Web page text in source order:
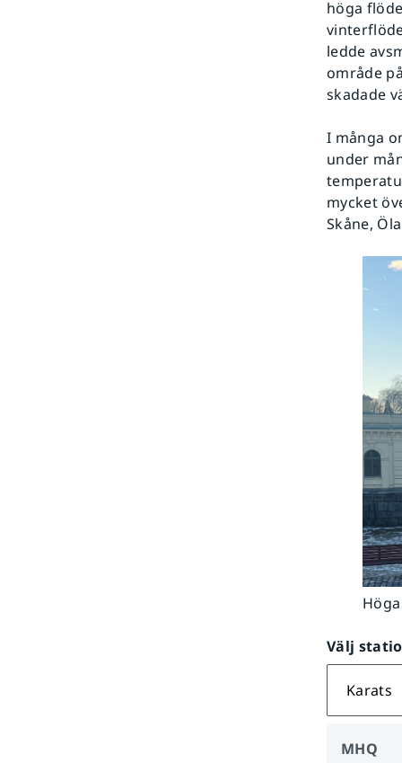
höga
ledde
område
skadade
I många
under
mycket
Skåne,
Välj
Karats
MHQ